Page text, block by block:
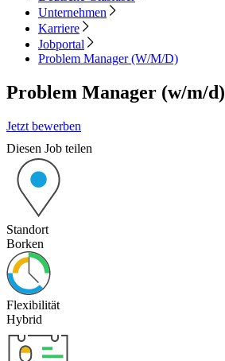
Unternehmen
Karriere
Jobportal
Problem Manager (W/M/D)
Problem Manager (w/m/d)
Jetzt bewerben
Diesen Job teilen
Standort
Borken
Flexibilität
Hybrid